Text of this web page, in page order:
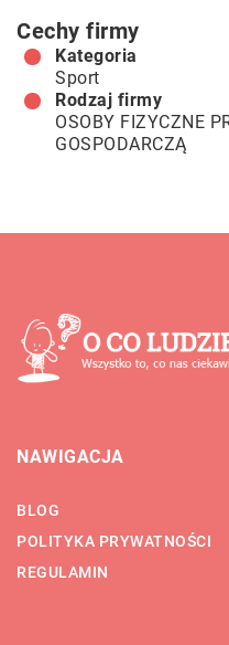
Cechy firmy
Kategoria
Sport
Rodzaj firmy
OSOBY FIZYCZNE
GOSPODARCZĄ
NAWIGACJA
BLOG
POLITYKA PRYWATNOŚCI
REGULAMIN